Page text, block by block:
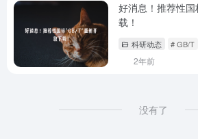
好消息！推荐性国
载！
科研动态 # GB/T
2年前
没有了